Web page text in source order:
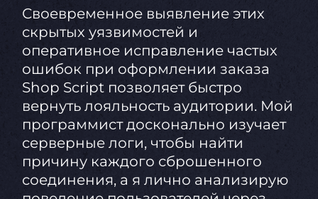
Своевременное выявление этих
скрытых уязвимостей и
оперативное исправление частых
ошибок при оформлении заказа
Shop Script позволяет быстро
вернуть лояльность аудитории. Мой
программист досконально изучает
серверные логи, чтобы найти
причину каждого сброшенного
соединения, а я лично анализирую